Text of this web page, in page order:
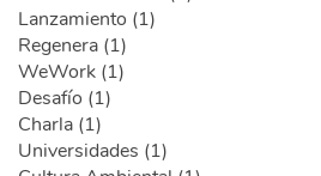
Lanzamiento (1)
Regenera (1)
WeWork (1)
Desafío (1)
Charla (1)
Universidades (1)